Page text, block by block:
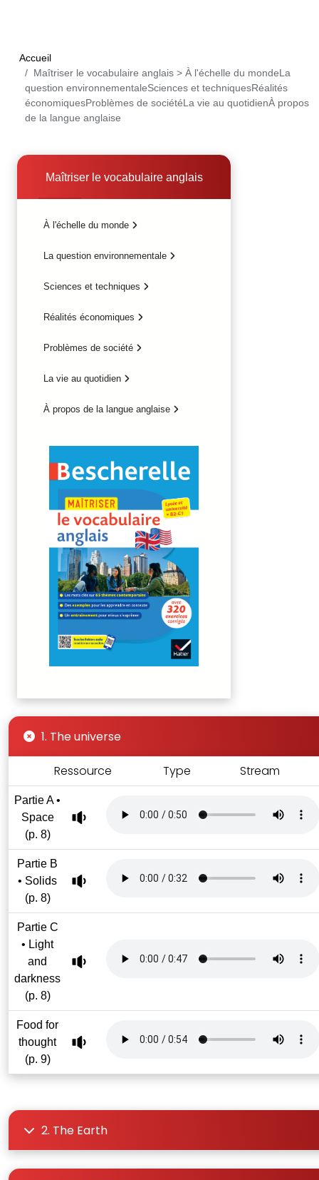
Accueil
Maîtriser le vocabulaire anglais > À l'échelle du mondeLa
question environnementaleSciences et techniquesRéalités
économiquesProblèmes de sociétéLa vie au quotidienÀ propos
de la langue anglaise
1. The universe
Ressource Type Stream
Partie A •
Space
(p. 8)
Partie B
• Solids
(p. 8)
Partie C
• Light
and
darkness
(p. 8)
Food for
thought
(p. 9)
2. The Earth
Maîtriser le vocabulaire anglais
À l'échelle du monde
La question environnementale
Sciences et techniques
Réalités économiques
Problèmes de société
La vie au quotidien
À propos de la langue anglaise